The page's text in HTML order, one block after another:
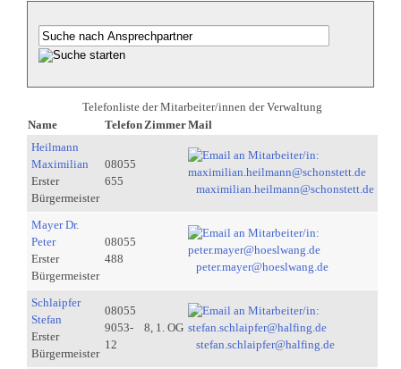
Telefonliste der Mitarbeiter/innen der Verwaltung
Name
Telefon ZimmerMail
Heilmann
Maximilian
Erster
Bürgermeister
08055
655
maximilian.heilmann@schonstett.de
Mayer Dr.
Peter
Erster
Bürgermeister
08055
488
peter.mayer@hoeslwang.de
Schlaipfer
Stefan
Erster
Bürgermeister
08055
9053-
12
8, 1. OG
stefan.schlaipfer@halfing.de